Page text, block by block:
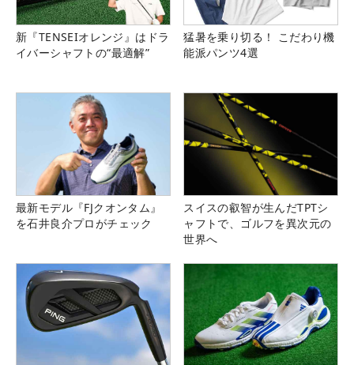
新『TENSEIオレンジ』はドラ
イバーシャフトの“最適解”
猛暑を乗り切る！ こだわり機
能派パンツ4選
最新モデル『FJクオンタム』
を石井良介プロがチェック
スイスの叡智が生んだTPTシ
ャフトで、ゴルフを異次元の
世界へ